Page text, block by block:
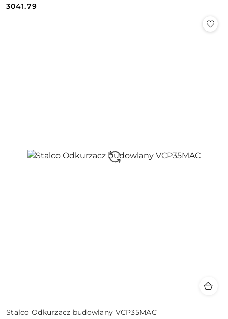
Cena:
Cena:
3041.79
Stalco Odkurzacz budowlany VCP35MAC